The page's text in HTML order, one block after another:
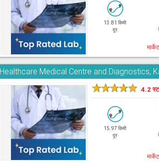
13.81 किमी
दूर
Healthcare Medical Centre and Diagnostics,
★★★★★ 4.2
15.97 किमी
दूर